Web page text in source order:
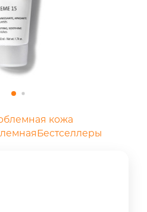
кожа
Бестселлеры